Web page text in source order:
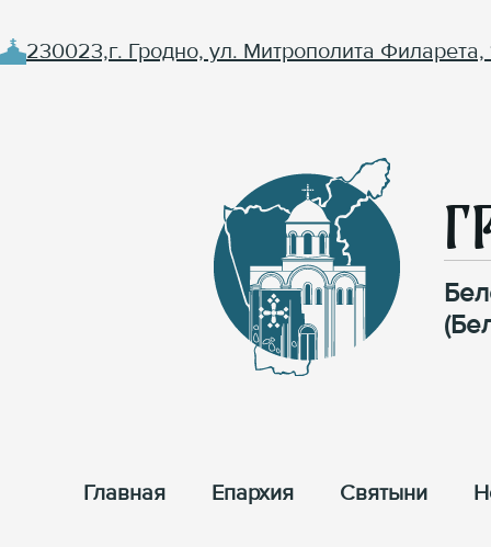
230023,г. Гродно, ул. Митрополита Филарета,
Главная Епархия Cвятыни